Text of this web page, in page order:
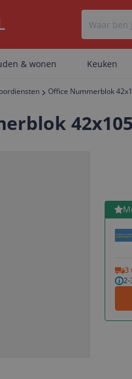
& wonen Keuken
Office Nummerblok
3
2-